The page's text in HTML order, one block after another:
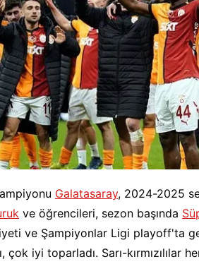
Galatasaray, 2024-2025
ve öğrencileri, sezon başında
ve Şampiyonlar Ligi playoff'ta
çok iyi toparladı. Sarı-kırmızılılar